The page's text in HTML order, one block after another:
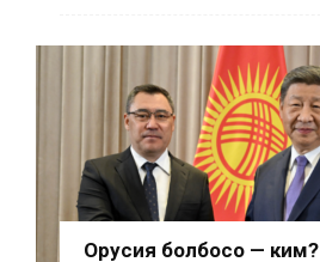
Орусия болбосо — ким?